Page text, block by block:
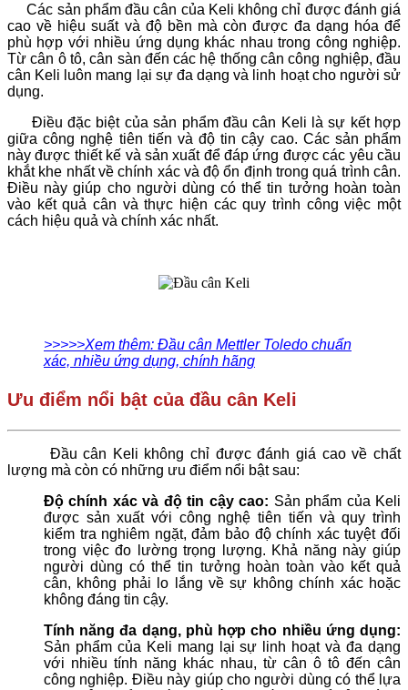
Các sản phẩm đầu cân của Keli không chỉ được đánh giá
cao về hiệu suất và độ bền mà còn được đa dạng hóa để
phù hợp với nhiều ứng dụng khác nhau trong công nghiệp.
Từ cân ô tô, cân sàn đến các hệ thống cân công nghiệp, đầu
cân Keli luôn mang lại sự đa dạng và linh hoạt cho người sử
dụng.
Điều đặc biệt của sản phẩm đầu cân Keli là sự kết hợp
giữa công nghệ tiên tiến và độ tin cậy cao. Các sản phẩm
này được thiết kế và sản xuất để đáp ứng được các yêu cầu
khắt khe nhất về chính xác và độ ổn định trong quá trình cân.
Điều này giúp cho người dùng có thể tin tưởng hoàn toàn
vào kết quả cân và thực hiện các quy trình công việc một
cách hiệu quả và chính xác nhất.
>>>>>Xem thêm: Đầu cân Mettler Toledo chuẩn
xác, nhiều ứng dụng, chính hãng
Ưu điểm nổi bật của đầu cân Keli
Đầu cân Keli không chỉ được đánh giá cao về chất
lượng mà còn có những ưu điểm nổi bật sau:
Độ chính xác và độ tin cậy cao: Sản phẩm của Keli
được sản xuất với công nghệ tiên tiến và quy trình
kiểm tra nghiêm ngặt, đảm bảo độ chính xác tuyệt đối
trong việc đo lường trọng lượng. Khả năng này giúp
người dùng có thể tin tưởng hoàn toàn vào kết quả
cân, không phải lo lắng về sự không chính xác hoặc
không đáng tin cậy.
Tính năng đa dạng, phù hợp cho nhiều ứng dụng:
Sản phẩm của Keli mang lại sự linh hoạt và đa dạng
với nhiều tính năng khác nhau, từ cân ô tô đến cân
công nghiệp. Điều này giúp cho người dùng có thể lựa